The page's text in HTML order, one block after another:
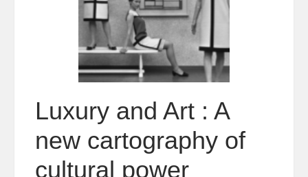
Luxury and Art : A
new cartography of
cultural power